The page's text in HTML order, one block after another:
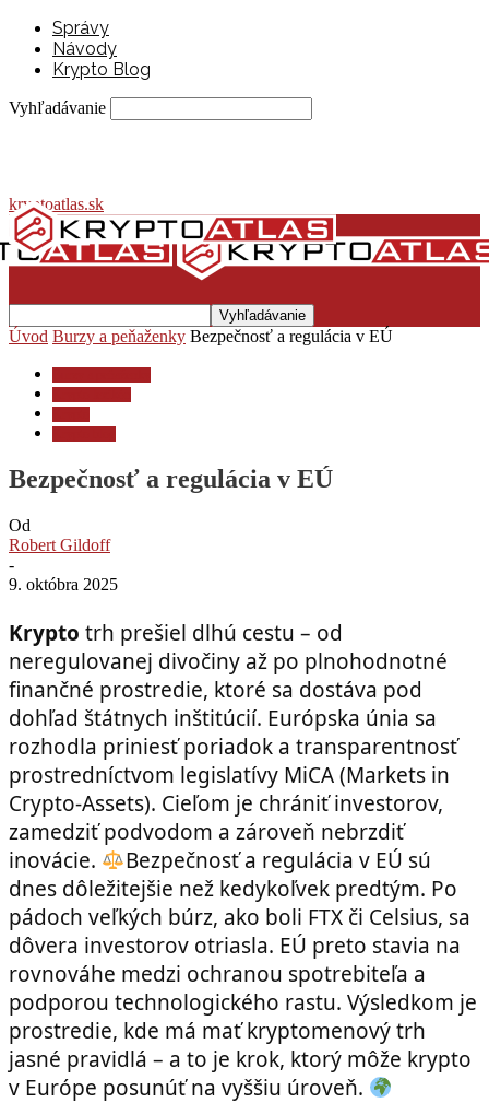
Správy
Návody
Krypto Blog
Vyhľadávanie
kryptoatlas.sk
Úvod Burzy a peňaženky Bezpečnosť a regulácia v EÚ
Bezpečnosť a regulácia v EÚ
Od
Robert Gildoff
-
9. októbra 2025
Krypto trh prešiel dlhú cestu – od
neregulovanej divočiny až po plnohodnotné
finančné prostredie, ktoré sa dostáva pod
dohľad štátnych inštitúcií. Európska únia sa
rozhodla priniesť poriadok a transparentnosť
prostredníctvom legislatívy MiCA (Markets in
Crypto-Assets). Cieľom je chrániť investorov,
zamedziť podvodom a zároveň nebrzdiť
inovácie.
Bezpečnosť a regulácia v EÚ sú
dnes dôležitejšie než kedykoľvek predtým. Po
pádoch veľkých búrz, ako boli FTX či Celsius, sa
dôvera investorov otriasla. EÚ preto stavia na
rovnováhe medzi ochranou spotrebiteľa a
podporou technologického rastu. Výsledkom je
prostredie, kde má mať kryptomenový trh
jasné pravidlá – a to je krok, ktorý môže krypto
v Európe posunúť na vyššiu úroveň.